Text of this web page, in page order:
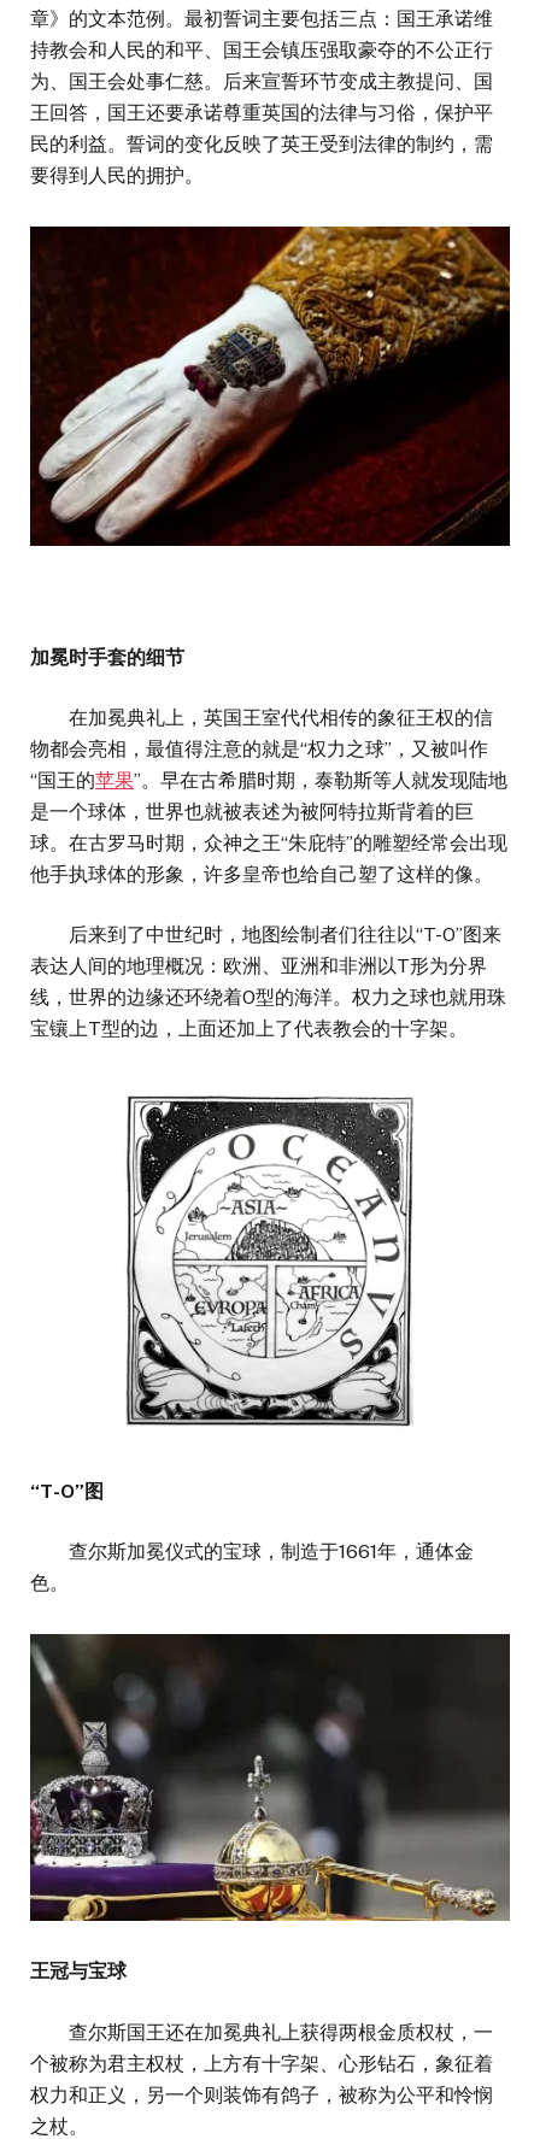
章》的文本范例。最初誓词主要包括三点：国王承诺维
持教会和人民的和平、国王会镇压强取豪夺的不公正行
为、国王会处事仁慈。后来宣誓环节变成主教提问、国
王回答，国王还要承诺尊重英国的法律与习俗，保护平
民的利益。誓词的变化反映了英王受到法律的制约，需
要得到人民的拥护。
加冕时手套的细节
在加冕典礼上，英国王室代代相传的象征王权的信
物都会亮相，最值得注意的就是“权力之球”，又被叫作
“国王的苹果”。早在古希腊时期，泰勒斯等人就发现陆地
是一个球体，世界也就被表述为被阿特拉斯背着的巨
球。在古罗马时期，众神之王“朱庇特”的雕塑经常会出现
他手执球体的形象，许多皇帝也给自己塑了这样的像。
后来到了中世纪时，地图绘制者们往往以“T-O”图来
表达人间的地理概况：欧洲、亚洲和非洲以T形为分界
线，世界的边缘还环绕着O型的海洋。权力之球也就用珠
宝镶上T型的边，上面还加上了代表教会的十字架。
“T-O”图
查尔斯加冕仪式的宝球，制造于1661年，通体金
色。
王冠与宝球
查尔斯国王还在加冕典礼上获得两根金质权杖，一
个被称为君主权杖，上方有十字架、心形钻石，象征着
权力和正义，另一个则装饰有鸽子，被称为公平和怜悯
之杖。